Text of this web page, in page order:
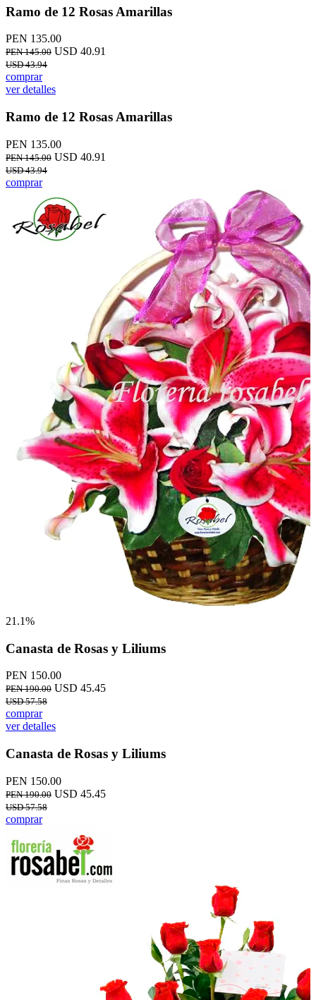
Ramo de 12 Rosas Amarillas
PEN 135.00
PEN 145.00 USD 40.91
USD 43.94
comprar
ver detalles
Ramo de 12 Rosas Amarillas
PEN 135.00
PEN 145.00 USD 40.91
USD 43.94
comprar
21.1%
Canasta de Rosas y Liliums
PEN 150.00
PEN 190.00 USD 45.45
USD 57.58
comprar
ver detalles
Canasta de Rosas y Liliums
PEN 150.00
PEN 190.00 USD 45.45
USD 57.58
comprar